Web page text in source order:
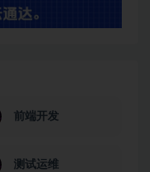
前端开发
测试运维